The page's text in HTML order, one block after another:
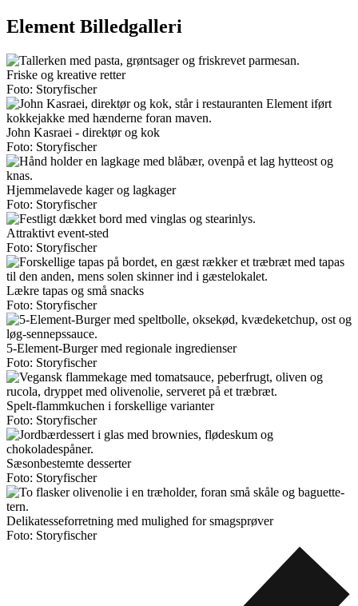
Element Billedgalleri
Friske og kreative retter
Foto: Storyfischer
John Kasraei - direktør og kok
Foto: Storyfischer
Hjemmelavede kager og lagkager
Foto: Storyfischer
Attraktivt event-sted
Foto: Storyfischer
Lækre tapas og små snacks
Foto: Storyfischer
5-Element-Burger med regionale ingredienser
Foto: Storyfischer
Spelt-flammkuchen i forskellige varianter
Foto: Storyfischer
Sæsonbestemte desserter
Foto: Storyfischer
Delikatesseforretning med mulighed for smagsprøver
Foto: Storyfischer